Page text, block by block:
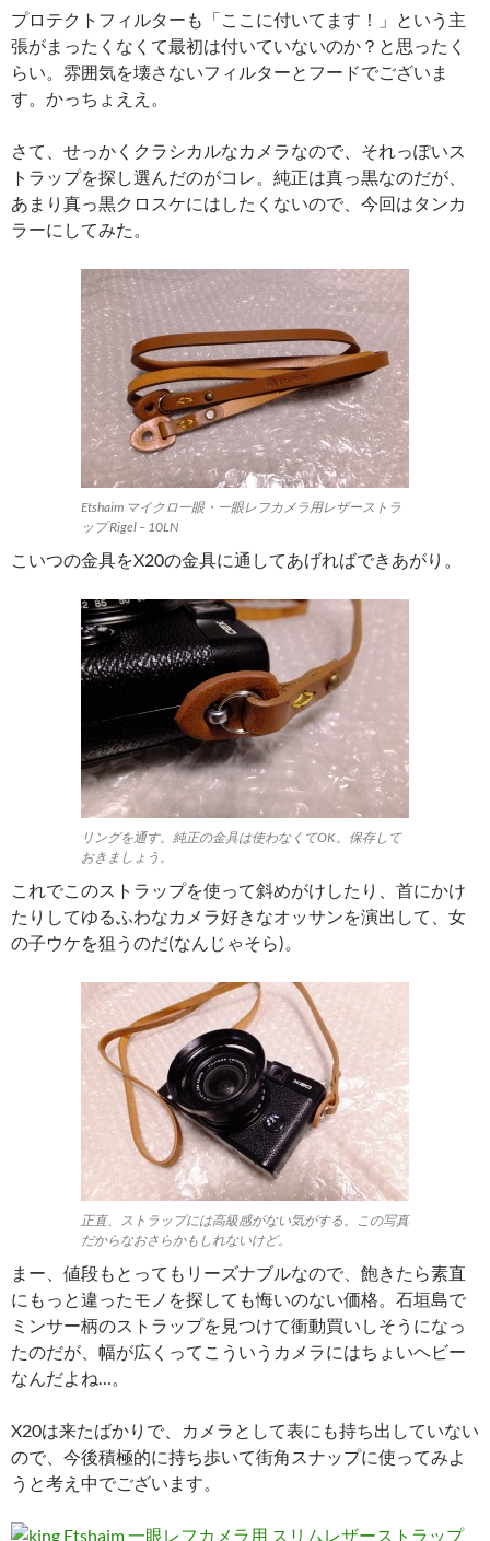
プロテクトフィルターも「ここに付いてます！」という主
張がまったくなくて最初は付いていないのか？と思ったく
らい。雰囲気を壊さないフィルターとフードでございま
す。かっちょええ。
さて、せっかくクラシカルなカメラなので、それっぽいス
トラップを探し選んだのがコレ。純正は真っ黒なのだが、
あまり真っ黒クロスケにはしたくないので、今回はタンカ
ラーにしてみた。
Etshaim マイクロ一眼・一眼レフカメラ用レザーストラ
ップ Rigel – 10LN
こいつの金具をX20の金具に通してあげればできあがり。
リングを通す。純正の金具は使わなくてOK。保存して
おきましょう。
これでこのストラップを使って斜めがけしたり、首にかけ
たりしてゆるふわなカメラ好きなオッサンを演出して、女
の子ウケを狙うのだ(なんじゃそら)。
正直、ストラップには高級感がない気がする。この写真
だからなおさらかもしれないけど。
まー、値段もとってもリーズナブルなので、飽きたら素直
にもっと違ったモノを探しても悔いのない価格。石垣島で
ミンサー柄のストラップを見つけて衝動買いしそうになっ
たのだが、幅が広くってこういうカメラにはちょいヘビー
なんだよね…。
X20は来たばかりで、カメラとして表にも持ち出していない
ので、今後積極的に持ち歩いて街角スナップに使ってみよ
うと考え中でございます。